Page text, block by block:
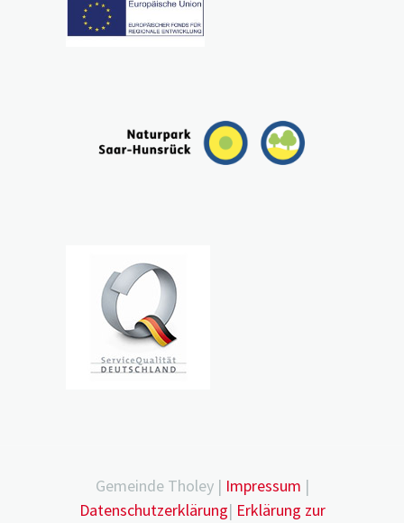
Gemeinde Tholey | Impressum |
Datenschutzerklärung| Erklärung zur